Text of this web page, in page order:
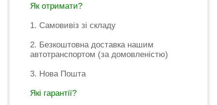
Як отримати?
1. Самовивіз зі складу
2. Безкоштовна доставка нашим
автотранспортом (за домовленістю)
3. Нова Пошта
Які гарантії?